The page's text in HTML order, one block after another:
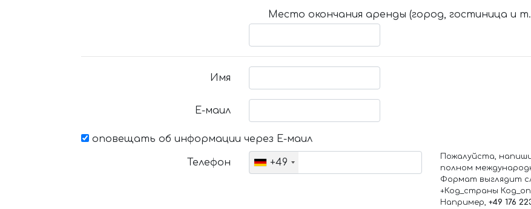
Место окончания аренды (город, гостиница и т.
Имя
Е-маил
оповещать об информации через Е-маил
Телефон +49
Пожалуйста,
полном
Формат выглядит
+Код_страны
Например, +49 176